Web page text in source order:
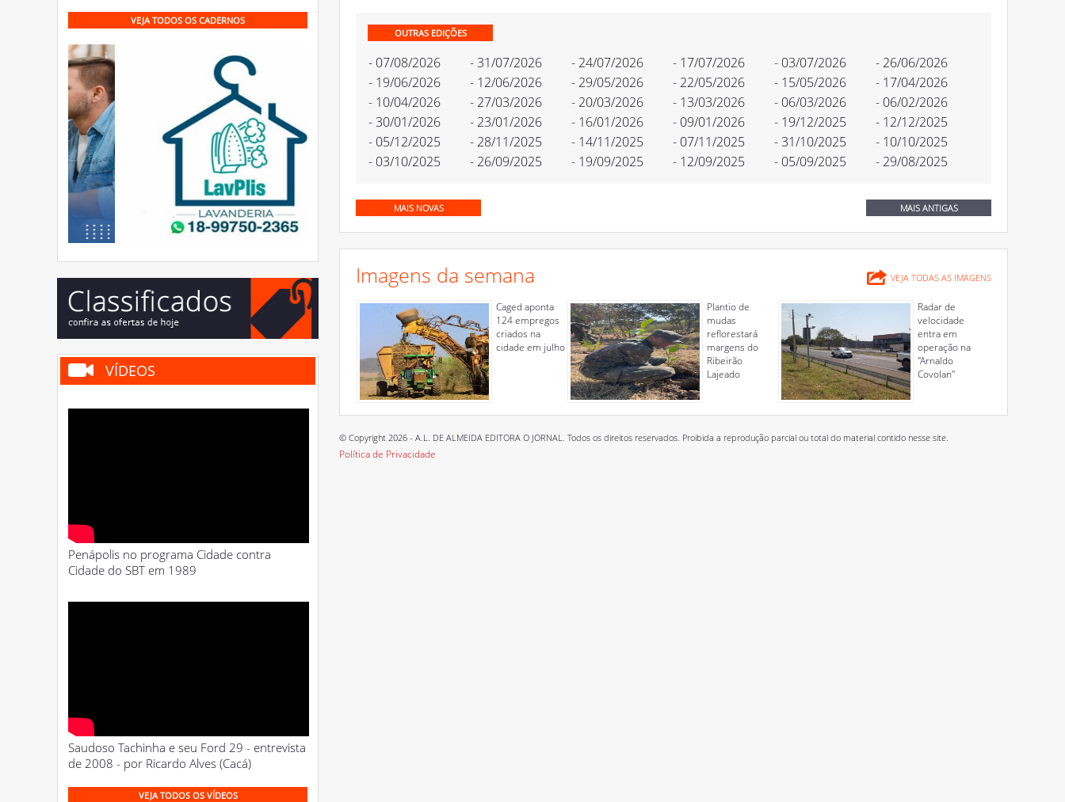
VEJA TODOS OS CADERNOS
VÍDEOS
Penápolis no programa Cidade contra
Cidade do SBT em 1989
Saudoso Tachinha e seu Ford 29 - entrevista
de 2008 - por Ricardo Alves (Cacá)
VEJA TODOS OS VÍDEOS
OUTRAS EDIÇÕES
- 07/08/2026 - 31/07/2026 - 24/07/2026 - 17/07/2026 - 03/07/2026
- 26/06/2026
- 19/06/2026
- 12/06/2026 - 29/05/2026 - 22/05/2026 - 15/05/2026
- 17/04/2026
- 10/04/2026
- 27/03/2026 - 20/03/2026 - 13/03/2026 - 06/03/2026
- 06/02/2026
- 30/01/2026
- 23/01/2026 - 16/01/2026 - 09/01/2026 - 19/12/2025
- 12/12/2025
- 05/12/2025
- 28/11/2025 - 14/11/2025 - 07/11/2025 - 31/10/2025
- 10/10/2025
- 03/10/2025
- 26/09/2025 - 19/09/2025 - 12/09/2025 - 05/09/2025 - 29/08/2025
MAIS NOVAS MAIS ANTIGAS
Imagens da semana VEJA TODAS AS IMAGENS
Caged aponta
124 empregos
criados na
cidade em julho
Plantio de
mudas
reflorestará
margens do
Ribeirão
Lajeado
Radar de
velocidade
entra em
operação na
"Arnaldo
Covolan"
© Copyright 2026 - A.L. DE ALMEIDA EDITORA O JORNAL. Todos os direitos reservados. Proibida a reprodução parcial ou total do material contido nesse site.
Política de Privacidade